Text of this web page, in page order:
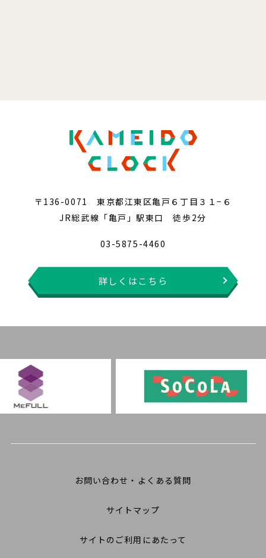
〒136-0071 東京都江東区亀戸６丁目３１−６
JR総武線「亀戸」駅東口 徒歩2分
03-5875-4460
詳しくはこちら
お問い合わせ・よくある質問
サイトマップ
サイトのご利用にあたって